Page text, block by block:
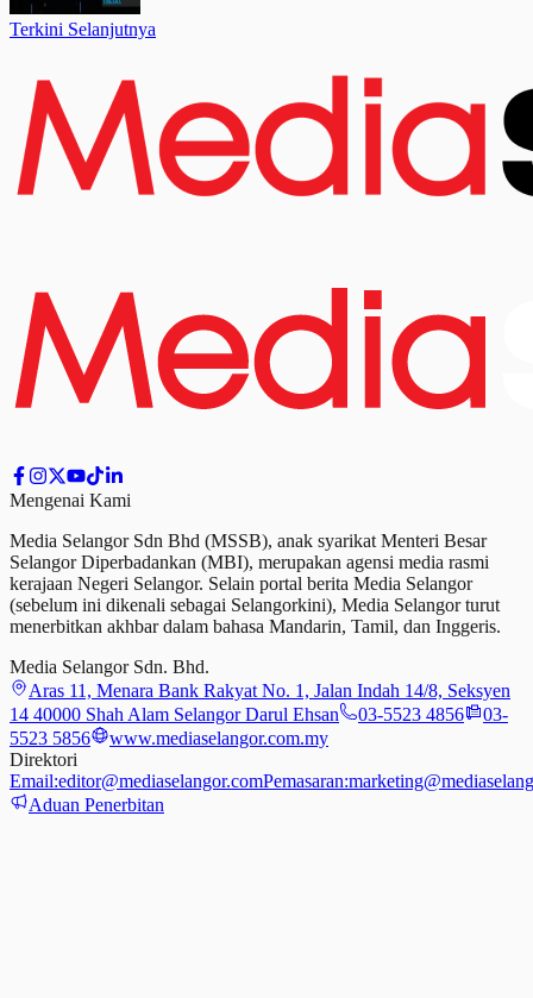
Terkini Selanjutnya
Mengenai Kami
Media Selangor Sdn Bhd (MSSB), anak syarikat Menteri Besar
Selangor Diperbadankan (MBI), merupakan agensi media rasmi
kerajaan Negeri Selangor. Selain portal berita Media Selangor
(sebelum ini dikenali sebagai Selangorkini), Media Selangor turut
menerbitkan akhbar dalam bahasa Mandarin, Tamil, dan Inggeris.
Media Selangor Sdn. Bhd.
Aras 11, Menara Bank Rakyat No. 1, Jalan Indah 14/8, Seksyen
14 40000 Shah Alam Selangor Darul Ehsan
03-5523 4856
03-
5523 5856
www.mediaselangor.com.my
Direktori
Email:editor@mediaselangor.comPemasaran:
Aduan Penerbitan